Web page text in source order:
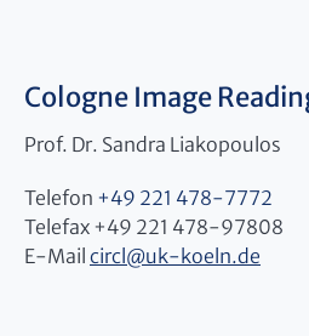
Cologne Image
Prof. Dr. Sandra Liakopoulos
Telefon +49 221 478-7772
Telefax +49 221 478-97808
E-Mail circl @uk-koeln.de